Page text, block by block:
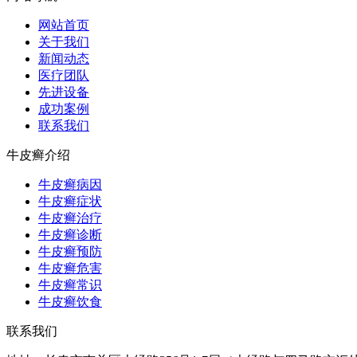
网站首页
关于我们
新闻动态
医疗团队
先进设备
成功案例
联系我们
牛皮癣介绍
牛皮癣病因
牛皮癣症状
牛皮癣治疗
牛皮癣诊断
牛皮癣预防
牛皮癣危害
牛皮癣常识
牛皮癣饮食
联系我们